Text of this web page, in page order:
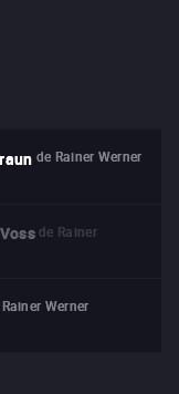
de Rainer Werner
de Rainer
Rainer Werner